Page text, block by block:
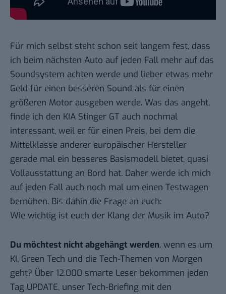
Für mich selbst steht schon seit langem fest, dass
ich beim nächsten Auto auf jeden Fall mehr auf das
Soundsystem achten werde und lieber etwas mehr
Geld für einen besseren Sound als für einen
größeren Motor ausgeben werde. Was das angeht,
finde ich den KIA Stinger GT auch nochmal
interessant, weil er für einen Preis, bei dem die
Mittelklasse anderer europäischer Hersteller
gerade mal ein besseres Basismodell bietet, quasi
Vollausstattung an Bord hat. Daher werde ich mich
auf jeden Fall auch noch mal um einen Testwagen
bemühen. Bis dahin die Frage an euch:
Wie wichtig ist euch der Klang der Musik im Auto?
Du möchtest nicht abgehängt werden, wenn es um
KI, Green Tech und die Tech-Themen von Morgen
geht? Über 12.000 smarte Leser bekommen jeden
Tag UPDATE, unser Tech-Briefing mit den